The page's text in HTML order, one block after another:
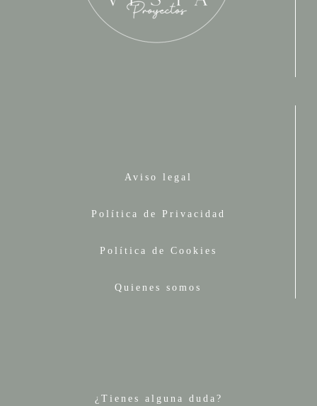
Aviso legal
Política de Privacidad
Política de Cookies
Quienes somos
¿Tienes alguna duda?